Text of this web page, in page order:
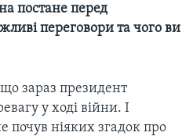
постане перед
переговори та чого ви
зараз президент
у ході війни. І
почув ніяких згадок про